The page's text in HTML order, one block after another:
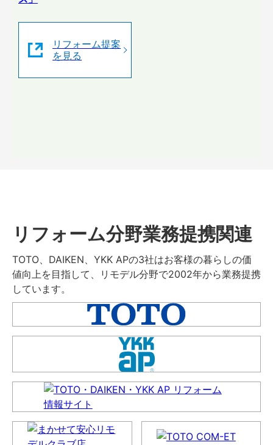
リフォーム提案
を見る
リフォーム分野業務提携関連
TOTO、DAIKEN、YKK APの3社はお客様の暮らしの価
値向上を目指して、リモデル分野で2002年から業務提携
しています。